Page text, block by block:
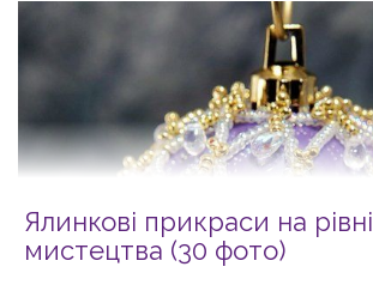
Ялинкові прикраси на рівні
мистецтва (30 фото)